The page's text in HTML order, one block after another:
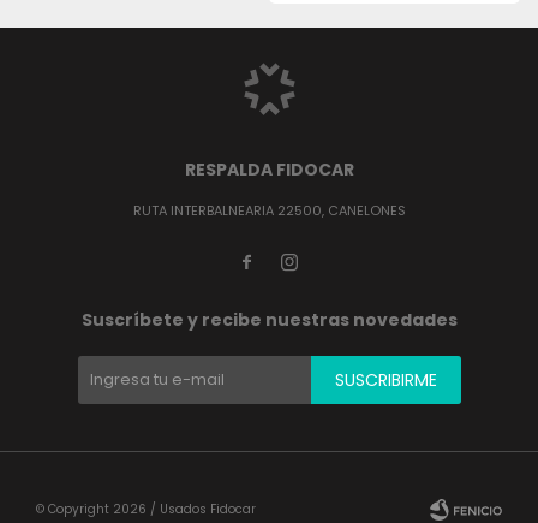
RESPALDA FIDOCAR
RUTA INTERBALNEARIA 22500, CANELONES
 
Suscríbete y recibe nuestras novedades
SUSCRIBIRME
© Copyright 2026 / Usados Fidocar